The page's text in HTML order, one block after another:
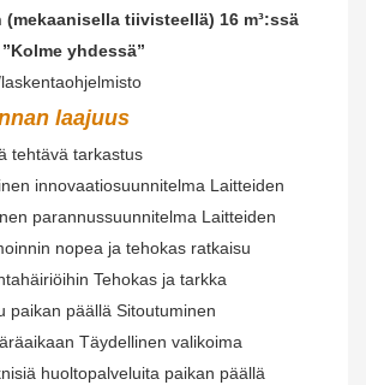
(mekaanisella tiivisteellä) 16 m³:ssä
”Kolme yhdessä”
laajuus
tehtävä tarkastus
innovaatiosuunnitelma Laitteiden
parannussuunnitelma Laitteiden
nopea ja tehokas ratkaisu
Tehokas ja tarkka
paikan päällä Sitoutuminen
Täydellinen valikoima
huoltopalveluita paikan päällä